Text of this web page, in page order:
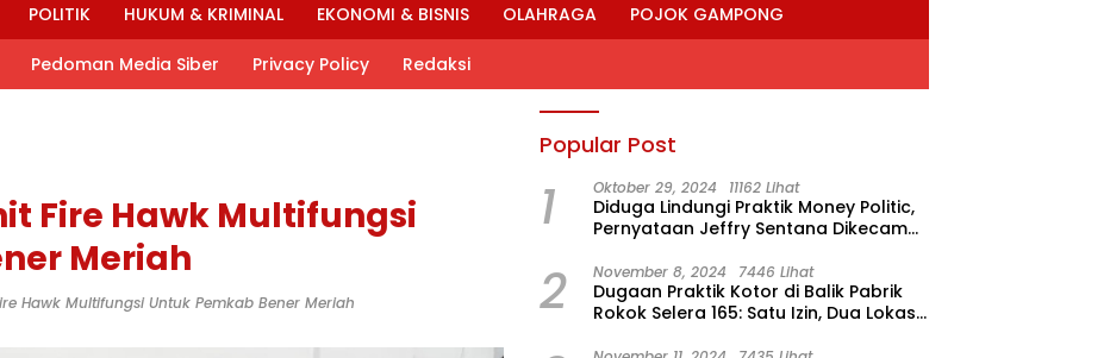
POLITIK HUKUM & KRIMINAL EKONOMI & BISNIS OLAHRAGA POJOK GAMPONG
Pedoman Media Siber Privacy Policy Redaksi
Fire Hawk Multifungsi
Meriah
Hawk Multifungsi Untuk Pemkab Bener Meriah
Popular Post
1 Oktober 29, 2024 11162 Lihat
Diduga Lindungi Praktik Money Politic,
Pernyataan Jeffry Sentana Dikecam
2 November 8, 2024 7446 Lihat
Dugaan Praktik Kotor di Balik Pabrik
Rokok Selera 165: Satu Izin, Dua Lokasi